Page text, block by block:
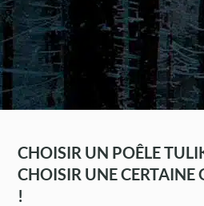
CHOISIR UN POÊLE
CHOISIR UNE CERTAINE
!